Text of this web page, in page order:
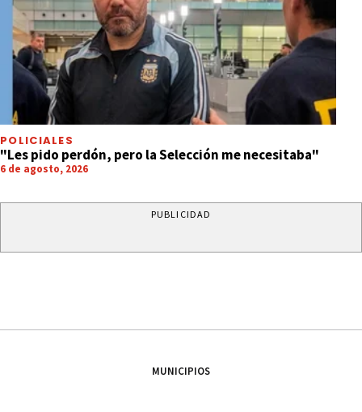
POLICIALES
"Les pido perdón, pero la Selección me necesitaba"
6 de agosto, 2026
PUBLICIDAD
MUNICIPIOS